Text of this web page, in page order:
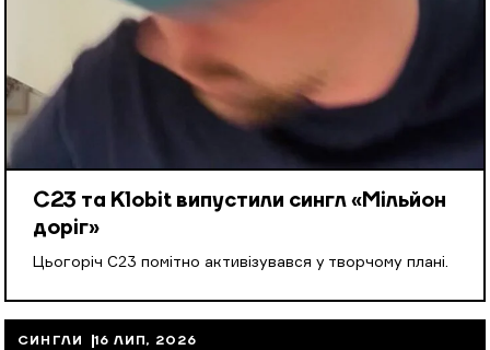
С23 та Klobit випустили сингл «Мільйон
доріг»
Цьогоріч С23 помітно активізувався у творчому плані.
СИНГЛИ 16 ЛИП, 2026